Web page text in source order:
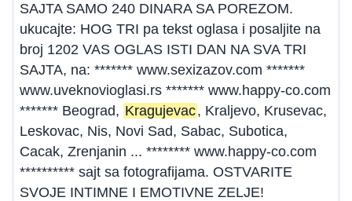
SAJTA SAMO 240 DINARA SA POREZOM.
ukucajte: HOG TRI pa tekst oglasa i posaljite na
broj 1202 VAS OGLAS ISTI DAN NA SVA TRI
SAJTA, na: ******* www.sexizazov.com *******
www.uveknovioglasi.rs ******* www.happy-co.com
******* Beograd, Kragujevac, Kraljevo, Krusevac,
Leskovac, Nis, Novi Sad, Sabac, Subotica,
Cacak, Zrenjanin ... ******** www.happy-co.com
********** sajt sa fotografijama. OSTVARITE
SVOJE INTIMNE I EMOTIVNE ZELJE!